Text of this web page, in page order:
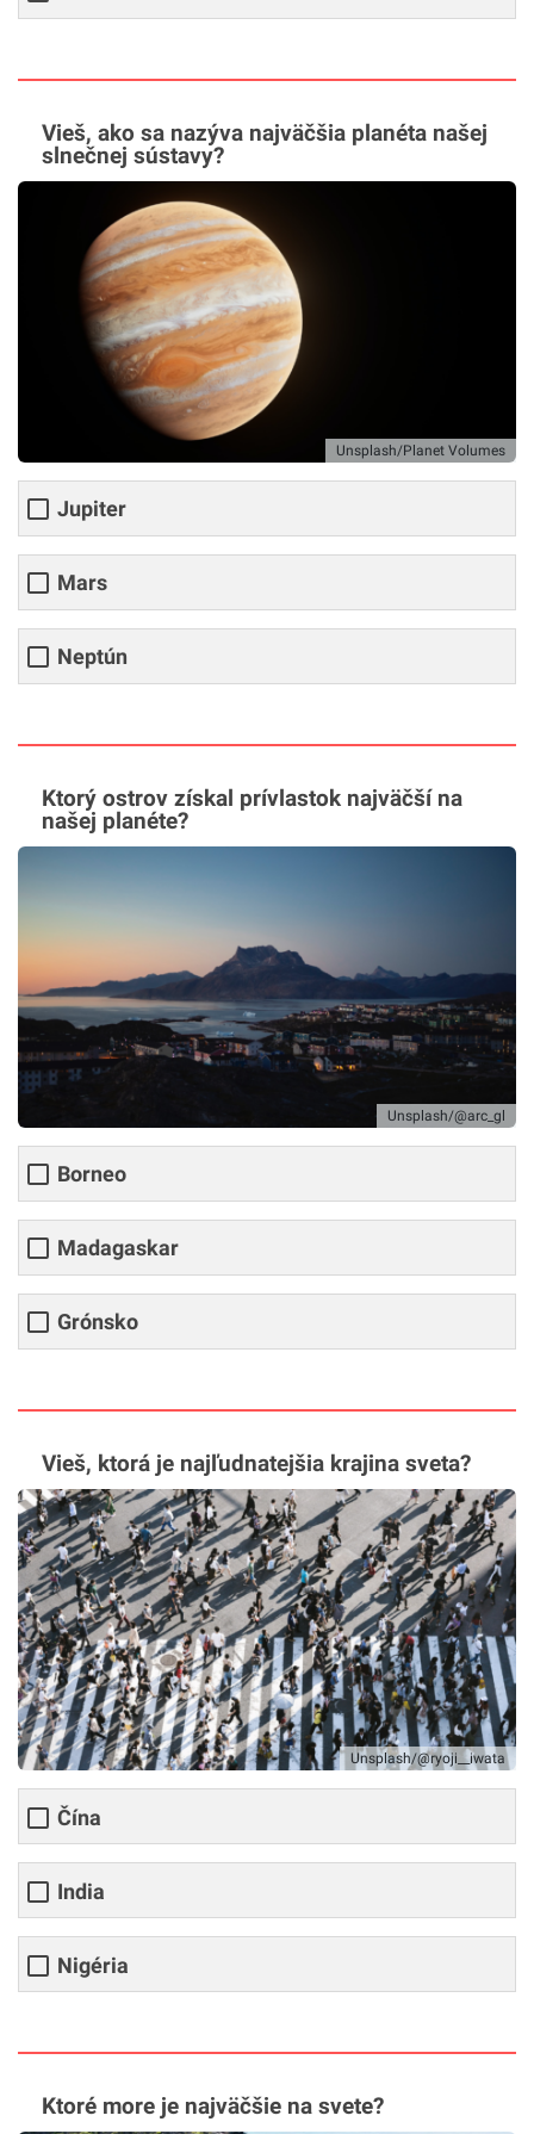
Vieš, ako sa nazýva najväčšia planéta našej
slnečnej sústavy?
Unsplash/Planet Volumes
Jupiter
Mars
Neptún
Ktorý ostrov získal prívlastok najväčší na
našej planéte?
Unsplash/@arc_gl
Borneo
Madagaskar
Grónsko
Vieš, ktorá je najľudnatejšia krajina sveta?
Unsplash/@ryoji__iwata
Čína
India
Nigéria
Ktoré more je najväčšie na svete?